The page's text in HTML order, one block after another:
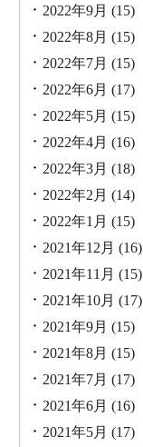
2022年9月 (15)
2022年8月 (15)
2022年7月 (15)
2022年6月 (17)
2022年5月 (15)
2022年4月 (16)
2022年3月 (18)
2022年2月 (14)
2022年1月 (15)
2021年12月 (16)
2021年11月 (15)
2021年10月 (17)
2021年9月 (15)
2021年8月 (15)
2021年7月 (17)
2021年6月 (16)
2021年5月 (17)